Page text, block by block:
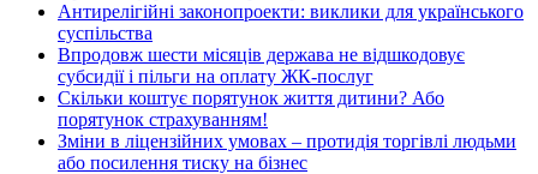
Антирелігійні законопроекти: виклики для українського
суспільства
Впродовж шести місяців держава не відшкодовує
субсидії і пільги на оплату ЖК-послуг
Скільки коштує порятунок життя дитини? Або
порятунок страхуванням!
Зміни в ліцензійних умовах – протидія торгівлі людьми
або посилення тиску на бізнес